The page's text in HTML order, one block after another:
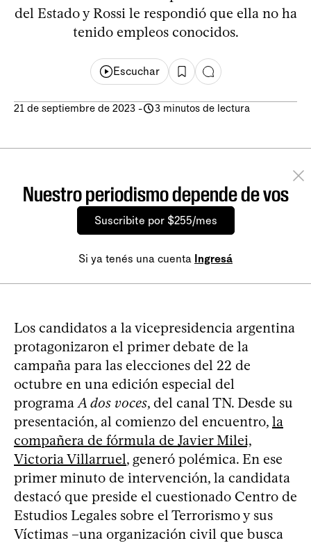
del Estado y Rossi le respondió que ella no ha
tenido empleos conocidos.
Escuchar
21 de septiembre de 2023 - 3 minutos de lectura
Nuestro periodismo depende de vos
Suscribite por $255/mes
Si ya tenés una cuenta Ingresá
Los candidatos a la vicepresidencia argentina
protagonizaron el primer debate de la
campaña para las elecciones del 22 de
octubre en una edición especial del
programa A dos voces, del canal TN. Desde su
presentación, al comienzo del encuentro, la
compañera de fórmula de Javier Milei,
Victoria Villarruel, generó polémica. En ese
primer minuto de intervención, la candidata
destacó que preside el cuestionado Centro de
Estudios Legales sobre el Terrorismo y sus
Víctimas –una organización civil que busca